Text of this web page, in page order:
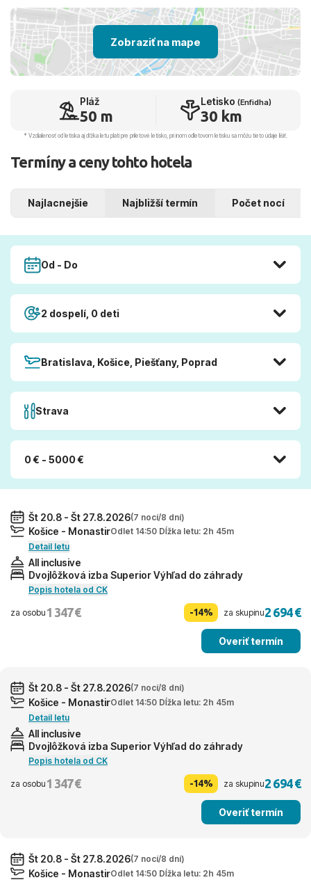
Zobraziť na mape
Pláž
50 m
Letisko (Enfidha)
30 km
* Vzdialenosť od letiska aj dľžka letu platí pre príletové letisko, pri inom odletovom letisku sa môžu tieto údaje líšiť.
Termíny a ceny tohto hotela
Najlacnejšie Najbližší termín Počet nocí
Od - Do
2 dospelí, 0 deti
Bratislava, Košice, Piešťany, Poprad
Strava
0 € - 5000 €
Št 20.8 - Št 27.8.2026(7 nocí/8 dní)
Košice - MonastirOdlet 14:50 Dĺžka letu: 2h 45m
Detail letu
All inclusive
Dvojlôžková izba Superior Výhľad do záhrady
Popis hotela od CK
za osobu 1 347 € -14% za skupinu2 694 €
Overiť termín
Št 20.8 - Št 27.8.2026(7 nocí/8 dní)
Košice - MonastirOdlet 14:50 Dĺžka letu: 2h 45m
Detail letu
All inclusive
Dvojlôžková izba Superior Výhľad do záhrady
Popis hotela od CK
za osobu 1 347 € -14% za skupinu2 694 €
Overiť termín
Št 20.8 - Št 27.8.2026(7 nocí/8 dní)
Košice - MonastirOdlet 14:50 Dĺžka letu: 2h 45m